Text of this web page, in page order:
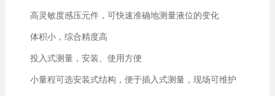
高灵敏度感压元件，可快速准确地测量液位的变化
体积小，综合精度高
投入式测量，安装、使用方便
小量程可选安装式结构，便于插入式测量，现场可维护